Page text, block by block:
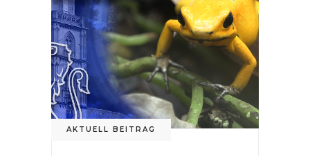
AKTUELL BEITRAG